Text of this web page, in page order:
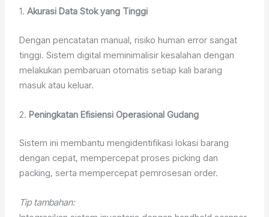
1.Akurasi Data Stok yang Tinggi
Dengan pencatatan manual, risiko human error sangat
tinggi. Sistem digital meminimalisir kesalahan dengan
melakukan pembaruan otomatis setiap kali barang
masuk atau keluar.
2.Peningkatan Efisiensi Operasional Gudang
Sistem ini membantu mengidentifikasi lokasi barang
dengan cepat, mempercepat proses picking dan
packing, serta mempercepat pemrosesan order.
Tip tambahan: